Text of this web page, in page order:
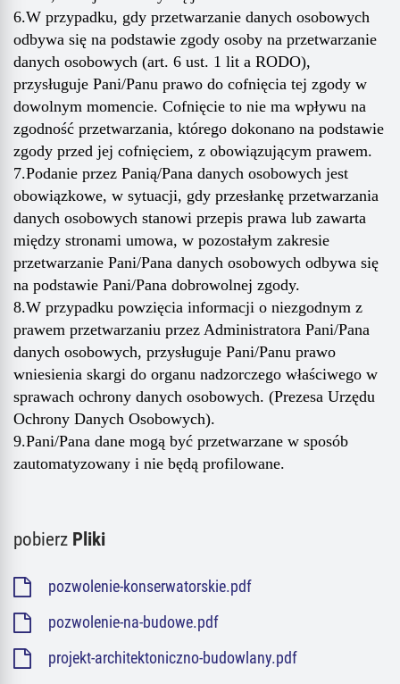
6.W przypadku, gdy przetwarzanie danych osobowych
odbywa się na podstawie zgody osoby na przetwarzanie
danych osobowych (art. 6 ust. 1 lit a RODO),
przysługuje Pani/Panu prawo do cofnięcia tej zgody w
dowolnym momencie. Cofnięcie to nie ma wpływu na
zgodność przetwarzania, którego dokonano na podstawie
zgody przed jej cofnięciem, z obowiązującym prawem.
7.Podanie przez Panią/Pana danych osobowych jest
obowiązkowe, w sytuacji, gdy przesłankę przetwarzania
danych osobowych stanowi przepis prawa lub zawarta
między stronami umowa, w pozostałym zakresie
przetwarzanie Pani/Pana danych osobowych odbywa się
na podstawie Pani/Pana dobrowolnej zgody.
8.W przypadku powzięcia informacji o niezgodnym z
prawem przetwarzaniu przez Administratora Pani/Pana
danych osobowych, przysługuje Pani/Panu prawo
wniesienia skargi do organu nadzorczego właściwego w
sprawach ochrony danych osobowych. (Prezesa Urzędu
Ochrony Danych Osobowych).
9.Pani/Pana dane mogą być przetwarzane w sposób
zautomatyzowany i nie będą profilowane.
pobierz Pliki
pozwolenie-konserwatorskie.pdf
pozwolenie-na-budowe.pdf
projekt-architektoniczno-budowlany.pdf